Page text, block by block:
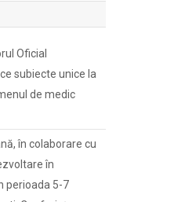
Oficial
subiecte unice la
de medic
în colaborare cu
în
perioada 5-7